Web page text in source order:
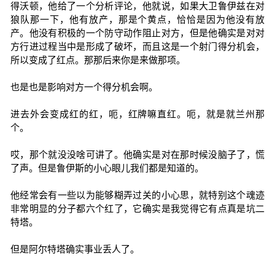
得沃顿，他给了一个分析评论，他就说，如果大卫鲁伊兹在对
狼队那一下，他有放产，那是个黄点，恰恰是因为他没有放
产。他没有积极的一个防守动作阻止对方，但是他确实是对对
方行进过程当中是形成了破坏，而且这是一个射门得分机会，
所以变成了红点。那那后来你是来做那项。
也是也是影响对方一个得分机会啊。
进去外会变成红的红，呃，红牌嘛直红。呃，就是就兰州那
个。
哎，那个就没没啥可讲了。他确实是对在那时候没脑子了，慌
了声。但是鲁伊斯的小心眼儿我们都是知道的。
他经常会有一些以为能够糊弄过关的小心思，就特别这个魂迹
非常明显的分子都六个红了，它确实是我觉得它有点真是坑二
特塔。
但是阿尔特塔确实事业丢人了。